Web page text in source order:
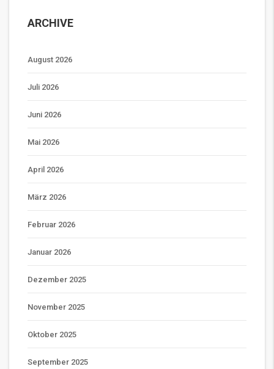
ARCHIVE
August 2026
Juli 2026
Juni 2026
Mai 2026
April 2026
März 2026
Februar 2026
Januar 2026
Dezember 2025
November 2025
Oktober 2025
September 2025